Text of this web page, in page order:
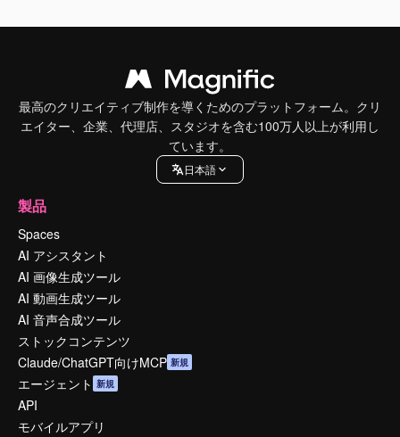
最高のクリエイティブ制作を導くためのプラットフォーム。クリ
エイター、企業、代理店、スタジオを含む100万人以上が利用し
ています。
日本語
製品
Spaces
AI アシスタント
AI 画像生成ツール
AI 動画生成ツール
AI 音声合成ツール
ストックコンテンツ
Claude/ChatGPT向けMCP 新規
エージェント 新規
API
モバイルアプリ